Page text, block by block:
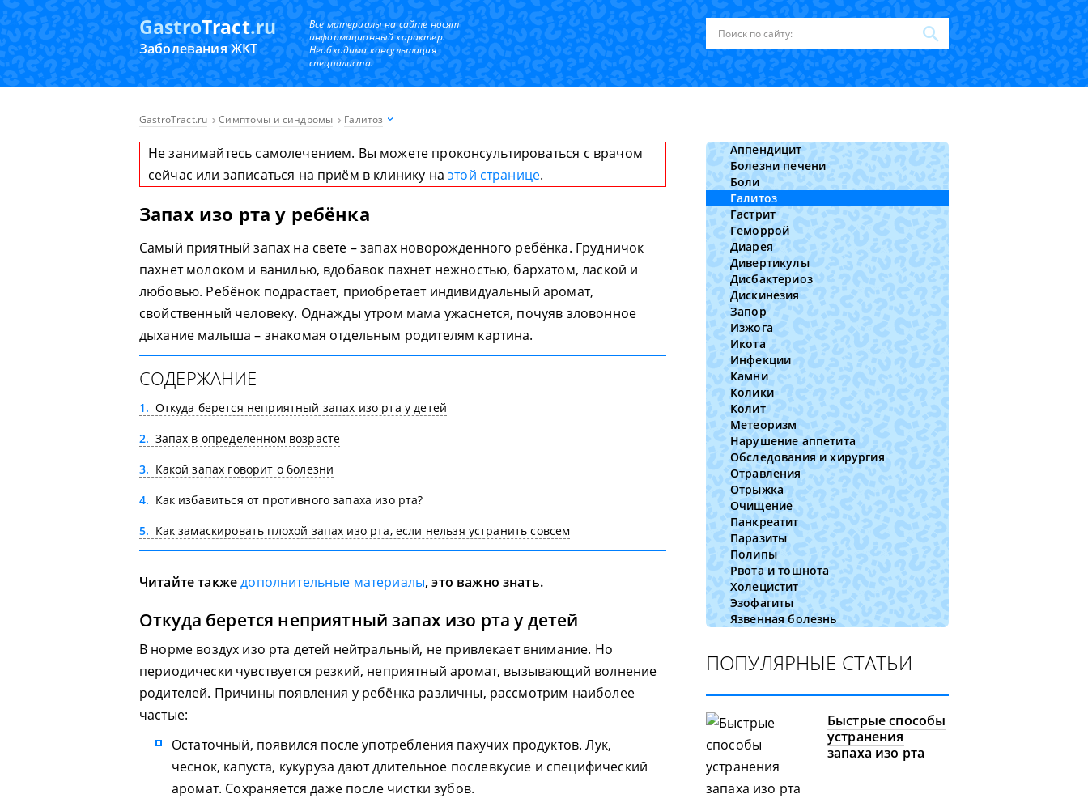
GastroTract.ru
Заболевания ЖКТ
Все материалы на сайте носят
информационный характер.
Необходима консультация
специалиста.
GastroTract.ru Симптомы и синдромы Галитоз
Не занимайтесь самолечением. Вы можете проконсультироваться с врачом
сейчас или записаться на приём в клинику наэтой странице.
Запах изо рта у ребёнка
Самый приятный запах на свете – запах новорожденного ребёнка. Грудничок
пахнет молоком и ванилью, вдобавок пахнет нежностью, бархатом, лаской и
любовью. Ребёнок подрастает, приобретает индивидуальный аромат,
свойственный человеку. Однажды утром мама ужаснется, почуяв зловонное
дыхание малыша – знакомая отдельным родителям картина.
СОДЕРЖАНИЕ
1
Откуда берется неприятный запах изо рта у детей
2
Запах в определенном возрасте
3
Какой запах говорит о болезни
4
Как избавиться от противного запаха изо рта?
5
Как замаскировать плохой запах изо рта, если нельзя устранить совсем
Читайте такжедополнительные материалы, это важно знать.
Откуда берется неприятный запах изо рта у детей
В норме воздух изо рта детей нейтральный, не привлекает внимание. Но
периодически чувствуется резкий, неприятный аромат, вызывающий волнение
родителей. Причины появления у ребёнка различны, рассмотрим наиболее
частые:
Остаточный, появился после употребления пахучих продуктов. Лук,
чеснок, капуста, кукуруза дают длительное послевкусие и специфический
аромат. Сохраняется даже после чистки зубов.
Аппендицит
Болезни печени
Боли
Галитоз
Гастрит
Геморрой
Диарея
Дивертикулы
Дисбактериоз
Дискинезия
Запор
Изжога
Икота
Инфекции
Камни
Колики
Колит
Метеоризм
Нарушение аппетита
Обследования и хирургия
Отравления
Отрыжка
Очищение
Панкреатит
Паразиты
Полипы
Рвота и тошнота
Холецистит
Эзофагиты
Язвенная болезнь
ПОПУЛЯРНЫЕ СТАТЬИ
Быстрые способы
устранения
запаха изо рта